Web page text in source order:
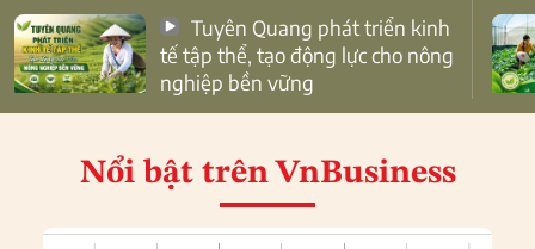
tế tập thể, tạo động lực cho nông
nghiệp bền vững
Nổi bật trên VnBusiness